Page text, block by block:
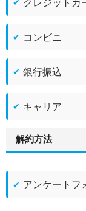
クレジットカ
コンビニ
銀行振込
キャリア
解約方法
アンケートフ